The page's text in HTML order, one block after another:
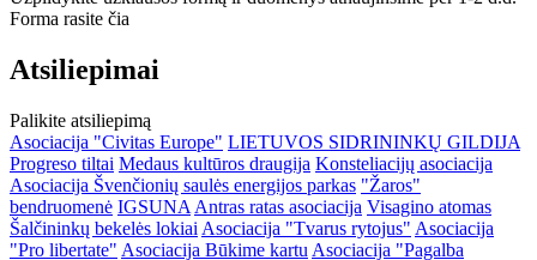
Forma rasite čia
Atsiliepimai
Palikite atsiliepimą
Asociacija "Civitas Europe" LIETUVOS SIDRININKŲ GILDIJA
Progreso tiltai Medaus kultūros draugija Konsteliacijų asociacija
Asociacija Švenčionių saulės energijos parkas "Žaros"
bendruomenė IGSUNA Antras ratas asociacija Visagino atomas
Šalčininkų bekelės lokiai Asociacija "Tvarus rytojus" Asociacija
"Pro libertate" Asociacija Būkime kartu Asociacija "Pagalba